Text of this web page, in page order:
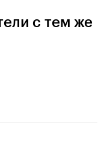
с тем же